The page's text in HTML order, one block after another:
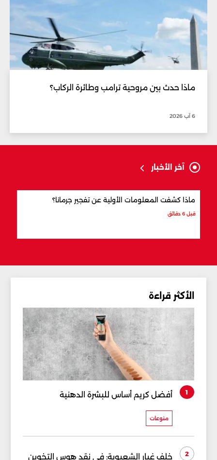
ماذا حدث بين مروحية ترامب وطائرة الركاب؟
6 آب 2026
آخر الأخبار
ماذا كشفت المعلومات الأولية عن تفجير جرمانا؟
قبل 6 دقائق
الأكثر قراءة
1 أفضل كريم أساس للبشرة الدهنية
منوعات
2 خلف غبار الشعبوية: في نقد هوس التخوين